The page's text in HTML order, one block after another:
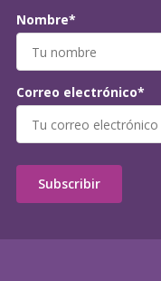
Nombre*
Correo electrónico*
Subscribir